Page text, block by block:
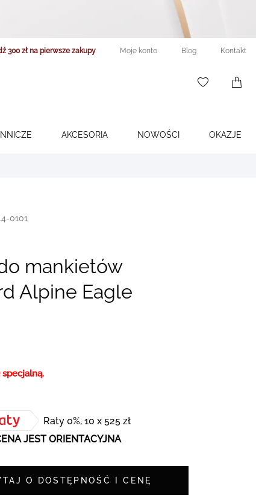
300 zł na pierwsze zakupy Moje konto Blog Kontakt
AKCESORIA NOWOŚCI OKAZJE
0101
mankietów
Alpine Eagle
Raty 0%, 10 x 525 zł
JEST ORIENTACYJNA
O DOSTĘPNOŚĆ I CENĘ